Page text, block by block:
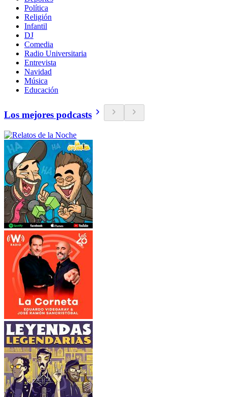
Política
Religión
Infantil
DJ
Comedia
Radio Universitaria
Entrevista
Navidad
Música
Educación
Los mejores podcasts